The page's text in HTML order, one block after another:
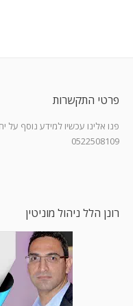
פרטי התקשרות
פנו אלינו עכשיו למידע נוסף על
0522508109
רונן הלל ניהול מוניטין